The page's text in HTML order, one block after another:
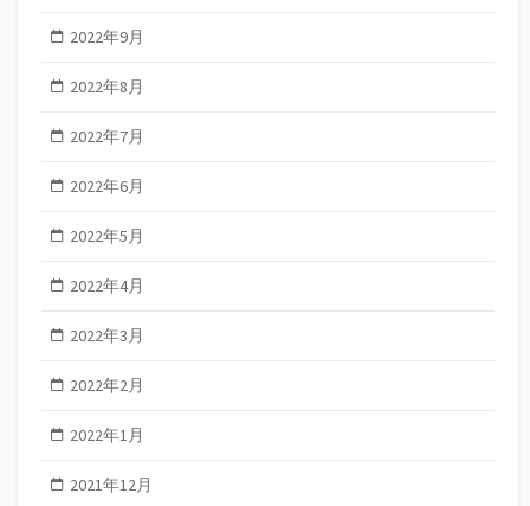
2022年9月
2022年8月
2022年7月
2022年6月
2022年5月
2022年4月
2022年3月
2022年2月
2022年1月
2021年12月